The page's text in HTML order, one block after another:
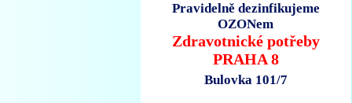
Pravidelně dezinfikujeme
OZONem
Zdravotnické potřeby
PRAHA 8
Bulovka 101/7